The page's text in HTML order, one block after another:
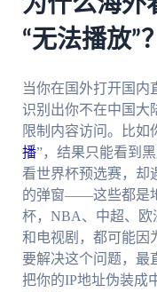
“无法播放”？
当你在国外打开国内
识别出你不在中国大
限制内容访问。比如
播”，结果只能看到
看世界杯预选赛，却
的弹窗——这些都是
杯，NBA、中超、欧
和电视剧，都可能因
要解决这个问题，最
把你的IP地址伪装成